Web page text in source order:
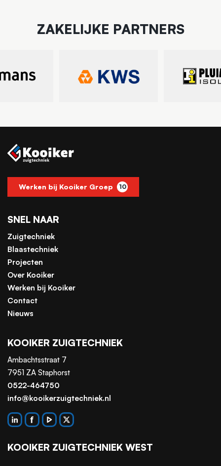
ZAKELIJKE PARTNERS
Werken bij Kooiker Groep 10
SNEL NAAR
Zuigtechniek
Blaastechniek
Projecten
Over Kooiker
Werken bij Kooiker
Contact
Nieuws
KOOIKER ZUIGTECHNIEK
Ambachtsstraat 7
7951 ZA Staphorst
0522-464750
info@kooikerzuigtechniek.nl
KOOIKER ZUIGTECHNIEK WEST